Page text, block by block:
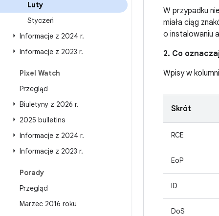
Luty
Styczeń
Informacje z 2024 r.
Informacje z 2023 r.
Pixel Watch
Przegląd
Biuletyny z 2026 r.
2025 bulletins
Informacje z 2024 r.
Informacje z 2023 r.
Porady
Przegląd
Marzec 2016 roku
W przypadku
miała ciąg
o instalowaniu
2. Co
Wpisy w
Skrót
RCE
EoP
ID
DoS